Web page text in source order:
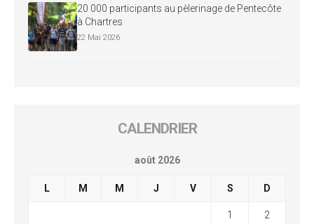
20 000 participants au pèlerinage de Pentecôte
à Chartres
22 Mai 2026
CALENDRIER
août 2026
L M M J V S D
1 2